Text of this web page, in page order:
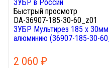
Быстрый просмотр
DA-36907-185-30-60_z01
ЗУБР Мультирез 185 x 30мм
алюминию (36907-185-30-
2 060 ₽